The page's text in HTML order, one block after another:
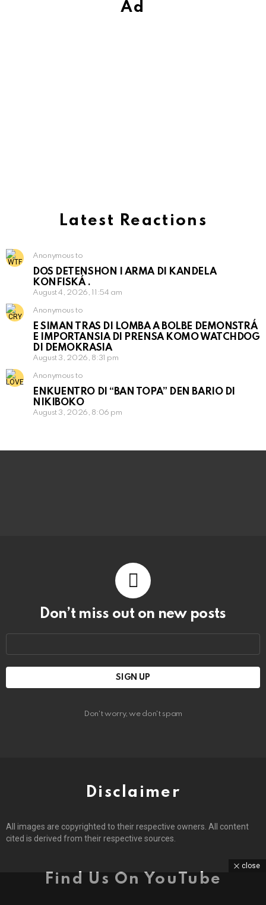
Ad
Latest Reactions
Anonymous to
DOS DETENSHON I ARMA DI KANDELA
KONFISKÁ .
August 4, 2026, 11:54 am
Anonymous to
E SIMAN TRAS DI LOMBA A BOLBE DEMONSTRÁ
E IMPORTANSIA DI PRENSA KOMO WATCHDOG
DI DEMOKRASIA
August 3, 2026, 8:31 pm
Anonymous to
ENKUENTRO DI “BAN TOPA” DEN BARIO DI
NIKIBOKO
August 3, 2026, 8:06 pm
Don’t miss out on new posts
Don't worry, we don't spam
Disclaimer
All images are copyrighted to their respective owners. All content
cited is derived from their respective sources.
Find Us On YouTube
close